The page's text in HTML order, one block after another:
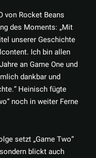
von Rocket Beans
des Moments: „Mit
unserer Geschichte
Ich bin allen
an Game One und
dankbar und
Heinisch fügte
noch in weiter Ferne
setzt „Game Two“
blickt auch